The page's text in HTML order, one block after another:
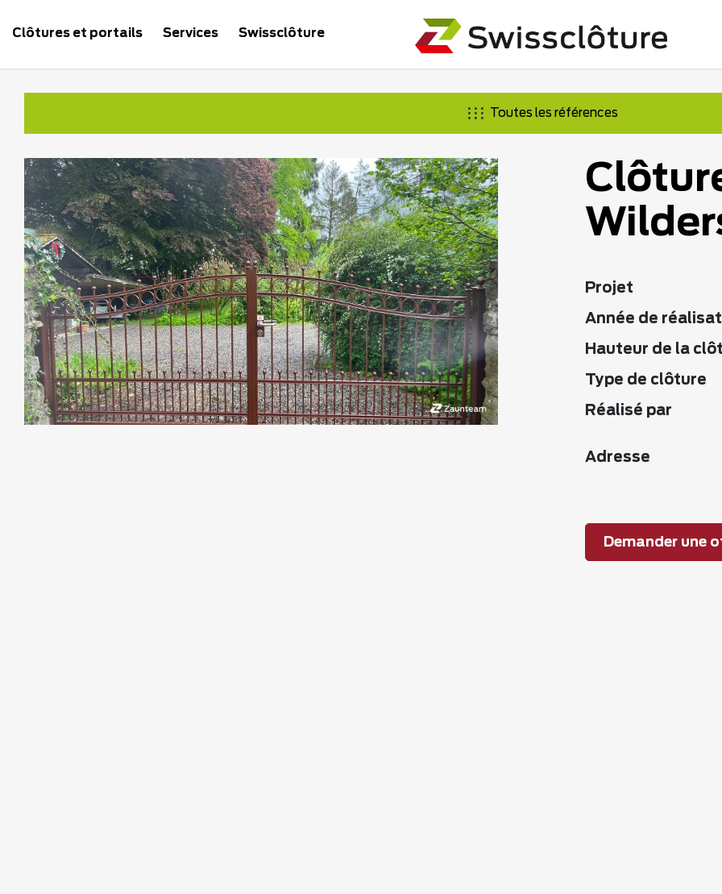
Clôtures et portails Services Swissclôture
Toutes les références
Projet
Année de
Hauteur de la
Type de clôture
Réalisé par
Adresse
Demander une